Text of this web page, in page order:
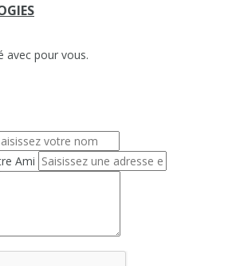
avec pour vous.
Ami